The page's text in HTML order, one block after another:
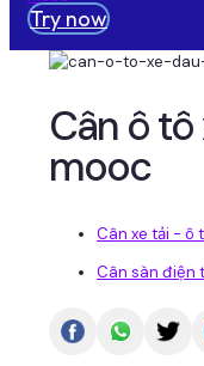
Try now
Cân ô
mooc
Cân xe tải - ô
Cân sàn điện